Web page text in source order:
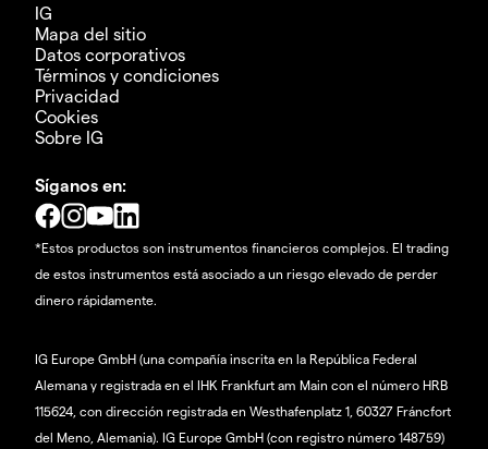
IG
Mapa del sitio
Datos corporativos
Términos y condiciones
Privacidad
Cookies
Sobre IG
Síganos en:
*Estos productos son instrumentos financieros complejos. El trading
de estos instrumentos está asociado a un riesgo elevado de perder
dinero rápidamente.
IG Europe GmbH (una compañía inscrita en la República Federal
Alemana y registrada en el IHK Frankfurt am Main con el número HRB
115624, con dirección registrada en Westhafenplatz 1, 60327 Fráncfort
del Meno, Alemania). IG Europe GmbH (con registro número 148759)